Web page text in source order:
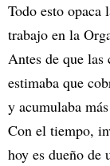
Todo esto
trabajo en la
Antes de que las
estimaba que
y acumulaba
Con el tiempo,
hoy es dueño de